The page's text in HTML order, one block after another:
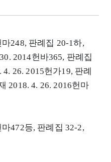
248, 판례집 20-1하,
2014헌바365, 판례집
26. 2015헌가19, 판례
2018. 4. 26. 2016헌마
472등, 판례집 32-2,